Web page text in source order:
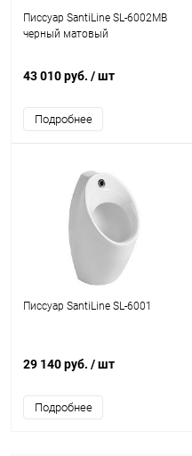
Писсуар SantiLine SL-6002MB
черный матовый
43 010 руб. / шт
Подробнее
Писсуар SantiLine SL-6001
29 140 руб. / шт
Подробнее